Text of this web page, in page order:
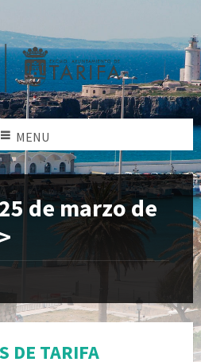
MENU
de marzo de
DE TARIFA